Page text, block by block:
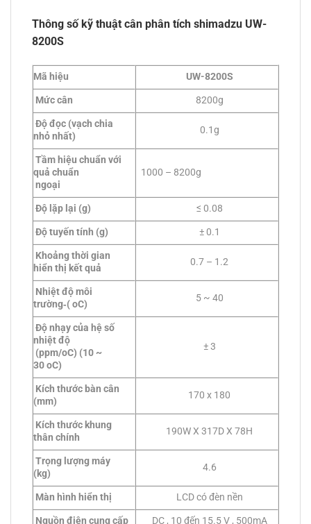
Thông số kỹ thuật cân phân tích shimadzu UW-
8200S
Mã hiệu
UW-8200S
Mức cân
8200g
Độ đọc (vạch chia
nhỏ nhất)
0.1g
Tầm hiệu chuẩn với
quả chuẩn
ngoại
1000 – 8200g
Độ lặp lại (g)
≤ 0.08
Độ tuyến tính (g)
± 0.1
Khoảng thời gian
hiển thị kết quả
0.7 – 1.2
Nhiệt độ môi
trường‑( oC)
5 ~ 40
Độ nhạy của hệ số
nhiệt độ
(ppm/oC) (10 ~
30 oC)
± 3
Kích thước bàn cân
(mm)
170 x 180
Kích thước khung
thân chính
190W X 317D X 78H
Trọng lượng máy
(kg)
4.6
Màn hình hiển thị
LCD có đèn nền
Nguồn điện cung cấp
DC , 10 đến 15.5 V , 500mA